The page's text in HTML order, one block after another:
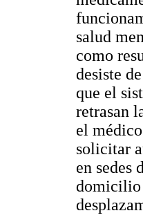
salud
como
desiste
que el
retrasan
el
solicitar
en sedes
domicilio